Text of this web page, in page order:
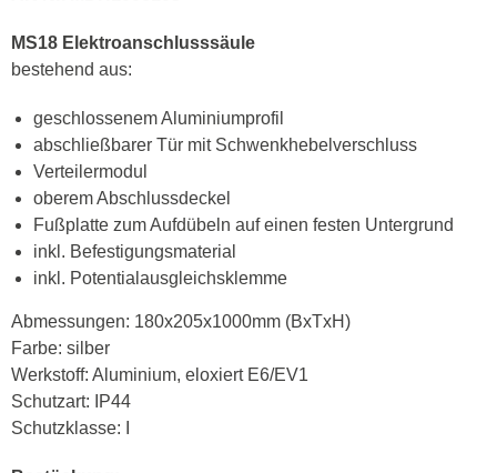
MS18 Elektroanschlusssäule
bestehend aus:
geschlossenem Aluminiumprofil
abschließbarer Tür mit Schwenkhebelverschluss
Verteilermodul
oberem Abschlussdeckel
Fußplatte zum Aufdübeln auf einen festen Untergrund
inkl. Befestigungsmaterial
inkl. Potentialausgleichsklemme
Abmessungen: 180x205x1000mm (BxTxH)
Farbe: silber
Werkstoff: Aluminium, eloxiert E6/EV1
Schutzart: IP44
Schutzklasse: I